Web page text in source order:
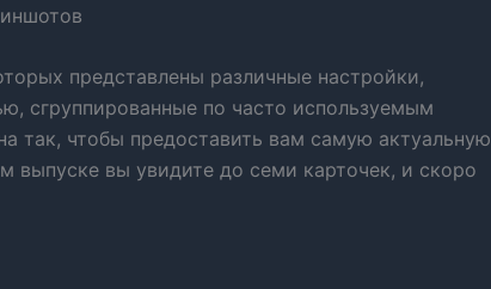
представлены различные настройки,
сгруппированные по часто используемым
так, чтобы предоставить вам самую актуальную
выпуске вы увидите до семи карточек, и скоро